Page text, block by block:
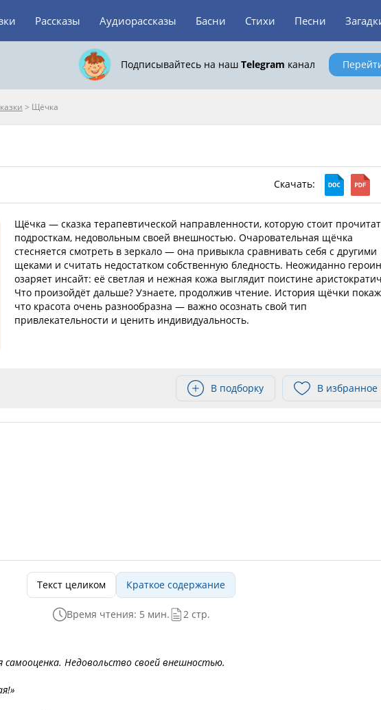
Рассказы Аудиорассказы Басни Стихи Песни
Подписывайтесь на наш Telegram канал
> Щёчка
Скачать:
Щёчка — сказка терапевтической направленности, которую стоит
подросткам, недовольным своей внешностью. Очаровательная щёчка
стесняется смотреть в зеркало — она привыкла сравнивать себя с другими
щеками и считать недостатком собственную бледность. Неожиданно
озаряет инсайт: её светлая и нежная кожа выглядит поистине
Что произойдёт дальше? Узнаете, продолжив чтение. История щёчки
что красота очень разнообразна — важно осознать свой тип
привлекательности и ценить индивидуальность.
В подборку В избранное
Текст целиком Краткое содержание
Время чтения: 5 мин.
2 стр.
Недовольство своей внешностью.